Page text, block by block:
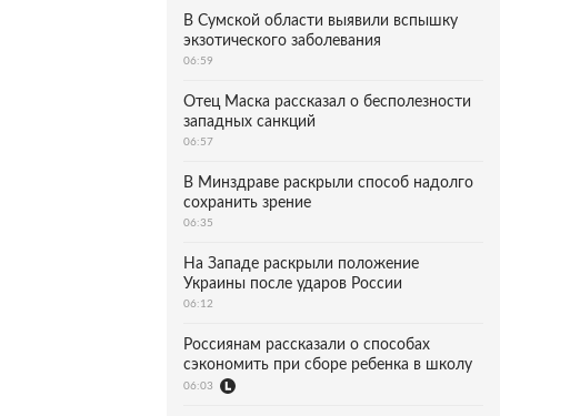
В Сумской области выявили вспышку
экзотического заболевания
06:59
Отец Маска рассказал о бесполезности
западных санкций
06:57
В Минздраве раскрыли способ надолго
сохранить зрение
06:35
На Западе раскрыли положение
Украины после ударов России
06:12
Россиянам рассказали о способах
сэкономить при сборе ребенка в школу
06:03